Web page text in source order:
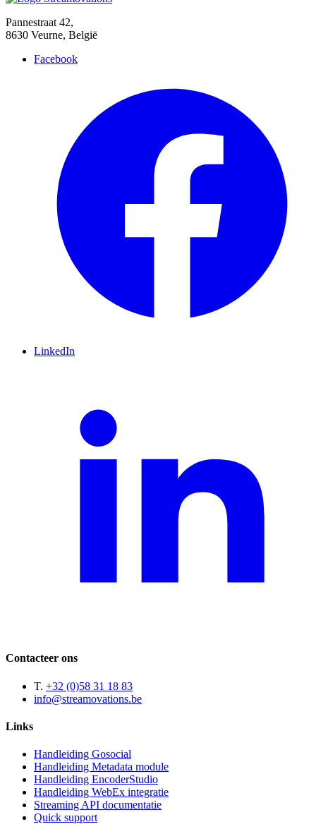
Pannestraat 42,
8630 Veurne, België
Facebook
LinkedIn
Contacteer ons
T. +32 (0)58 31 18 83
info@streamovations.be
Links
Handleiding Gosocial
Handleiding Metadata module
Handleiding EncoderStudio
Handleiding WebEx integratie
Streaming API documentatie
Quick support